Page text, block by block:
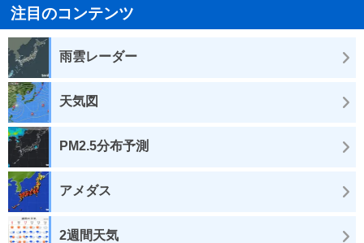
注目のコンテンツ
雨雲レーダー
天気図
PM2.5分布予測
アメダス
2週間天気